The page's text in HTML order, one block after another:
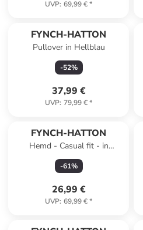
UVP: 69,99 €*
FYNCH-HATTON
Pullover in Hellblau
-52%
37,99 €
UVP: 79,99 €*
FYNCH-HATTON
Hemd - Casual fit - in
Dunkelblau/ Weiß
-61%
26,99 €
UVP: 69,99 €*